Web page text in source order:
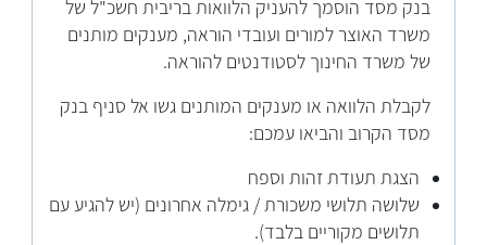
בנק מסד הוסמך להעניק הלוואות בריבית חשכ"ל של
משרד האוצר למורים ועובדי הוראה, מענקים מותנים
של משרד החינוך לסטודנטים להוראה.
לקבלת הלוואה או מענקים המותנים גשו אל סניף בנק
מסד הקרוב והביאו עמכם:
הצגת תעודת זהות וספח
שלושה תלושי משכורת / גימלה אחרונים (יש להגיע עם
תלושים מקוריים בלבד).